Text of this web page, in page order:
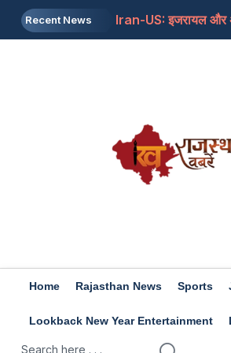
Recent News
Iran-US: इजरायल और
Home Rajasthan News Sports
Lookback New Year Entertainment